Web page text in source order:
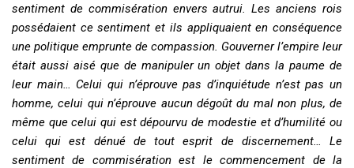
sentiment de commisération envers autrui. Les anciens rois
possédaient ce sentiment et ils appliquaient en conséquence
une politique emprunte de compassion. Gouverner l’empire leur
était aussi aisé que de manipuler un objet dans la paume de
leur main… Celui qui n’éprouve pas d’inquiétude n’est pas un
homme, celui qui n’éprouve aucun dégoût du mal non plus, de
même que celui qui est dépourvu de modestie et d’humilité ou
celui qui est dénué de tout esprit de discernement… Le
sentiment de commisération est le commencement de la